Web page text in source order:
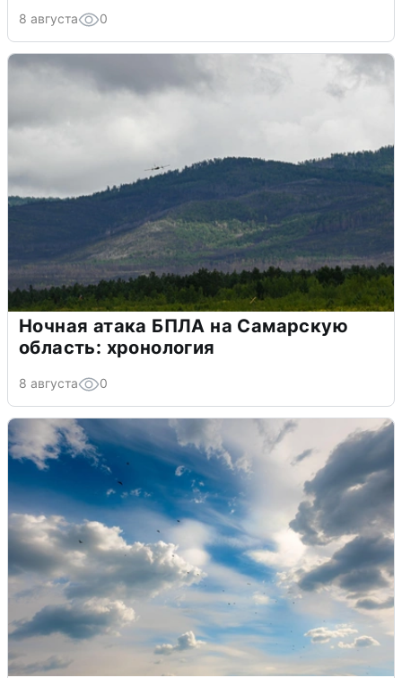
8 августа 0
Ночная атака БПЛА на Самарскую
область: хронология
8 августа 0